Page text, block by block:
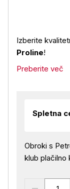
Izberite
Proline!
Preberite več
Spletna
Obroki s
klub plačilno